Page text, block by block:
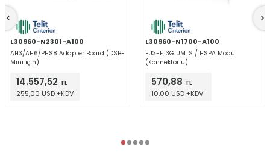
L30960-N2301-A100
AH3/AH6/PHS8 Adapter Board (DSB-
Mini için)
14.557,52 TL
255,00 USD +KDV
L30960-N1700-A100
EU3-E, 3G UMTS / HSPA Modül
(Konnektörlü)
570,88 TL
10,00 USD +KDV